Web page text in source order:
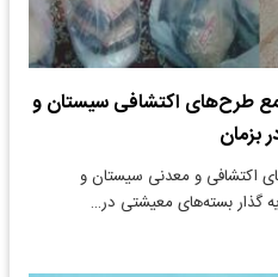
طرح‌های اکتشافی سیستان و
بزمان
اکتشافی و معدنی سیستان و
گذار بسته‌های معیشتی در…